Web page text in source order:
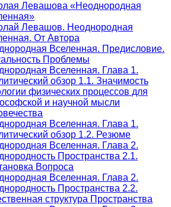
Левашова «Неоднородная
Левашов. Неоднородная
От Автора
Вселенная. Предисловие.
Проблемы
Вселенная. Глава 1.
обзор 1.1. Значимость
физических процессов для
и научной мысли
Вселенная. Глава 1.
обзор 1.2. Резюме
Вселенная. Глава 2.
Пространства 2.1.
Вопроса
Вселенная. Глава 2.
Пространства 2.2.
структура Пространства